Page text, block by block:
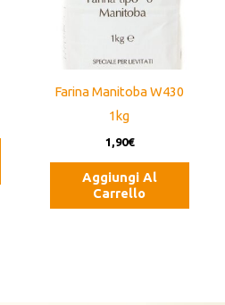
Farina Manitoba W430
1kg
1,90€
Aggiungi Al
Carrello